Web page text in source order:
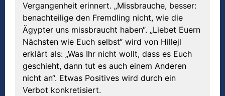
Vergangenheit erinnert. „Missbrauche, besser:
benachteilige den Fremdling nicht, wie die
Ägypter uns missbraucht haben“. „Liebet Euern
Nächsten wie Euch selbst“ wird von Hillejl
erklärt als: „Was Ihr nicht wollt, dass es Euch
geschieht, dann tut es auch einem Anderen
nicht an“. Etwas Positives wird durch ein
Verbot konkretisiert.